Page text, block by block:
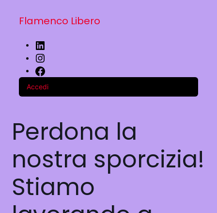
Flamenco Libero
Accedi
Perdona la
nostra sporcizia!
Stiamo